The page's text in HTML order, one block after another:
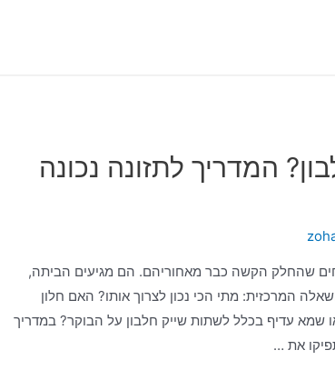
המדריך לתזונה נכונה
שהחלק הקשה כבר מאחוריהם. הם מגיעים הביתה,
המרכזית: מתי הכי נכון לצרוך אותו? האם חלון
שמא עדיף בכלל לשתות שייק חלבון על הבוקר? במדריך
את …